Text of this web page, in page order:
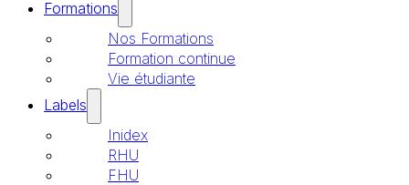
Formations
Nos Formations
Formation continue
Vie étudiante
Labels
Inidex
RHU
FHU